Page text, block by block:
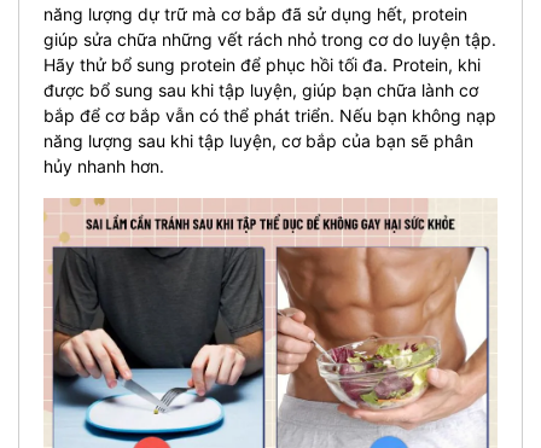
năng lượng dự trữ mà cơ bắp đã sử dụng hết, protein
giúp sửa chữa những vết rách nhỏ trong cơ do luyện tập.
Hãy thử bổ sung protein để phục hồi tối đa. Protein, khi
được bổ sung sau khi tập luyện, giúp bạn chữa lành cơ
bắp để cơ bắp vẫn có thể phát triển. Nếu bạn không nạp
năng lượng sau khi tập luyện, cơ bắp của bạn sẽ phân
hủy nhanh hơn.